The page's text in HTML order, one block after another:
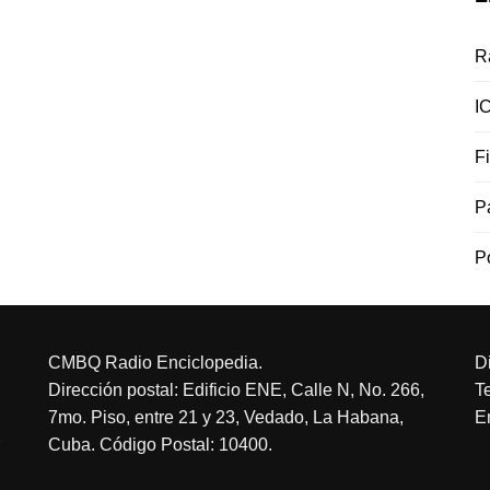
CMBQ Radio Enciclopedia.
Dirección postal: Edificio ENE, Calle N, No. 266,
7mo. Piso, entre 21 y 23, Vedado, La Habana,
Cuba. Código Postal: 10400.